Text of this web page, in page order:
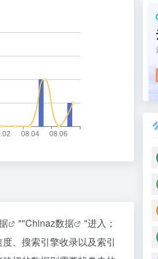
""Chinaz数据
"进入；
、搜索引擎收录以及索引